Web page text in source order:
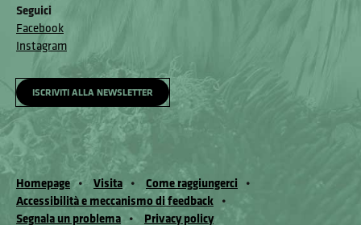
Seguici
Facebook
Instagram
ISCRIVITI ALLA NEWSLETTER
Homepage Visita
Come raggiungerci
Accessibilità e meccanismo di feedback
Segnala un problema
Privacy policy